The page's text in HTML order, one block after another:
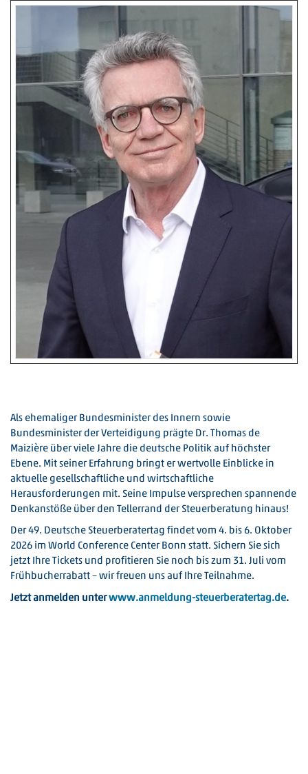
Als ehemaliger Bundesminister des Innern sowie
Bundesminister der Verteidigung prägte Dr. Thomas de
Maizière über viele Jahre die deutsche Politik auf höchster
Ebene. Mit seiner Erfahrung bringt er wertvolle Einblicke in
aktuelle gesellschaftliche und wirtschaftliche
Herausforderungen mit. Seine Impulse versprechen spannende
Denkanstöße über den Tellerrand der Steuerberatung hinaus!
Der 49. Deutsche Steuerberatertag findet vom 4. bis 6. Oktober
2026 im World Conference Center Bonn statt. Sichern Sie sich
jetzt Ihre Tickets und profitieren Sie noch bis zum 31. Juli vom
Frühbucherrabatt – wir freuen uns auf Ihre Teilnahme.
Jetzt anmelden unterwww.anmeldung-steuerberatertag.de.